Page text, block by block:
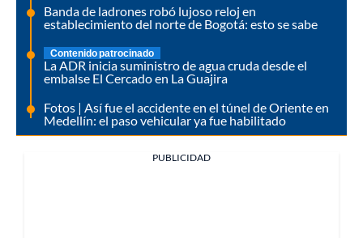
Banda de ladrones robó lujoso reloj en
establecimiento del norte de Bogotá: esto se sabe
Contenido patrocinado
La ADR inicia suministro de agua cruda desde el
embalse El Cercado en La Guajira
Fotos | Así fue el accidente en el túnel de Oriente en
Medellín: el paso vehicular ya fue habilitado
PUBLICIDAD